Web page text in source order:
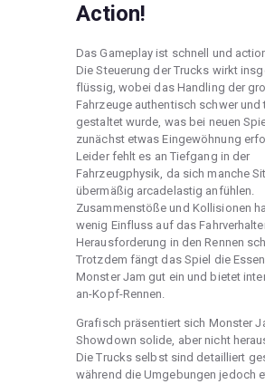
Action!
Das Gameplay ist schnell und
Die Steuerung der Trucks wirkt
flüssig, wobei das Handling der
Fahrzeuge authentisch schwer und
gestaltet wurde, was bei neuen
zunächst etwas Eingewöhnung
Leider fehlt es an Tiefgang in der
Fahrzeugphysik, da sich manche
übermäßig arcadelastig anfühlen.
Zusammenstöße und Kollisionen
wenig Einfluss auf das
Herausforderung in den Rennen
Trotzdem fängt das Spiel die
Monster Jam gut ein und bietet
an-Kopf-Rennen.
Grafisch präsentiert sich Monster
Showdown solide, aber nicht
Die Trucks selbst sind detailliert
während die Umgebungen jedoch